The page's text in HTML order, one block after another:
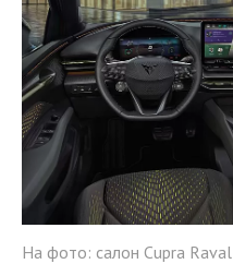
На фото: салон Cupra Raval